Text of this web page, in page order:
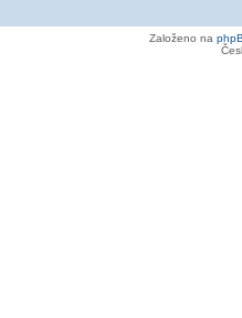
Založeno na